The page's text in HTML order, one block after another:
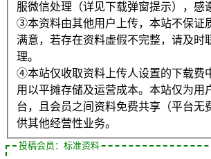
服微信处理（详见下载弹窗提示），感
③本资料由其他用户上传，本站不保证
满意，若存在资料虚假不完整，请及时
理。
④本站仅收取资料上传人设置的下载费
用以平摊存储及运营成本。本站仅为用
台，且会员之间资料免费共享（平台无
供其他经营性业务。
投稿会员：标准资料